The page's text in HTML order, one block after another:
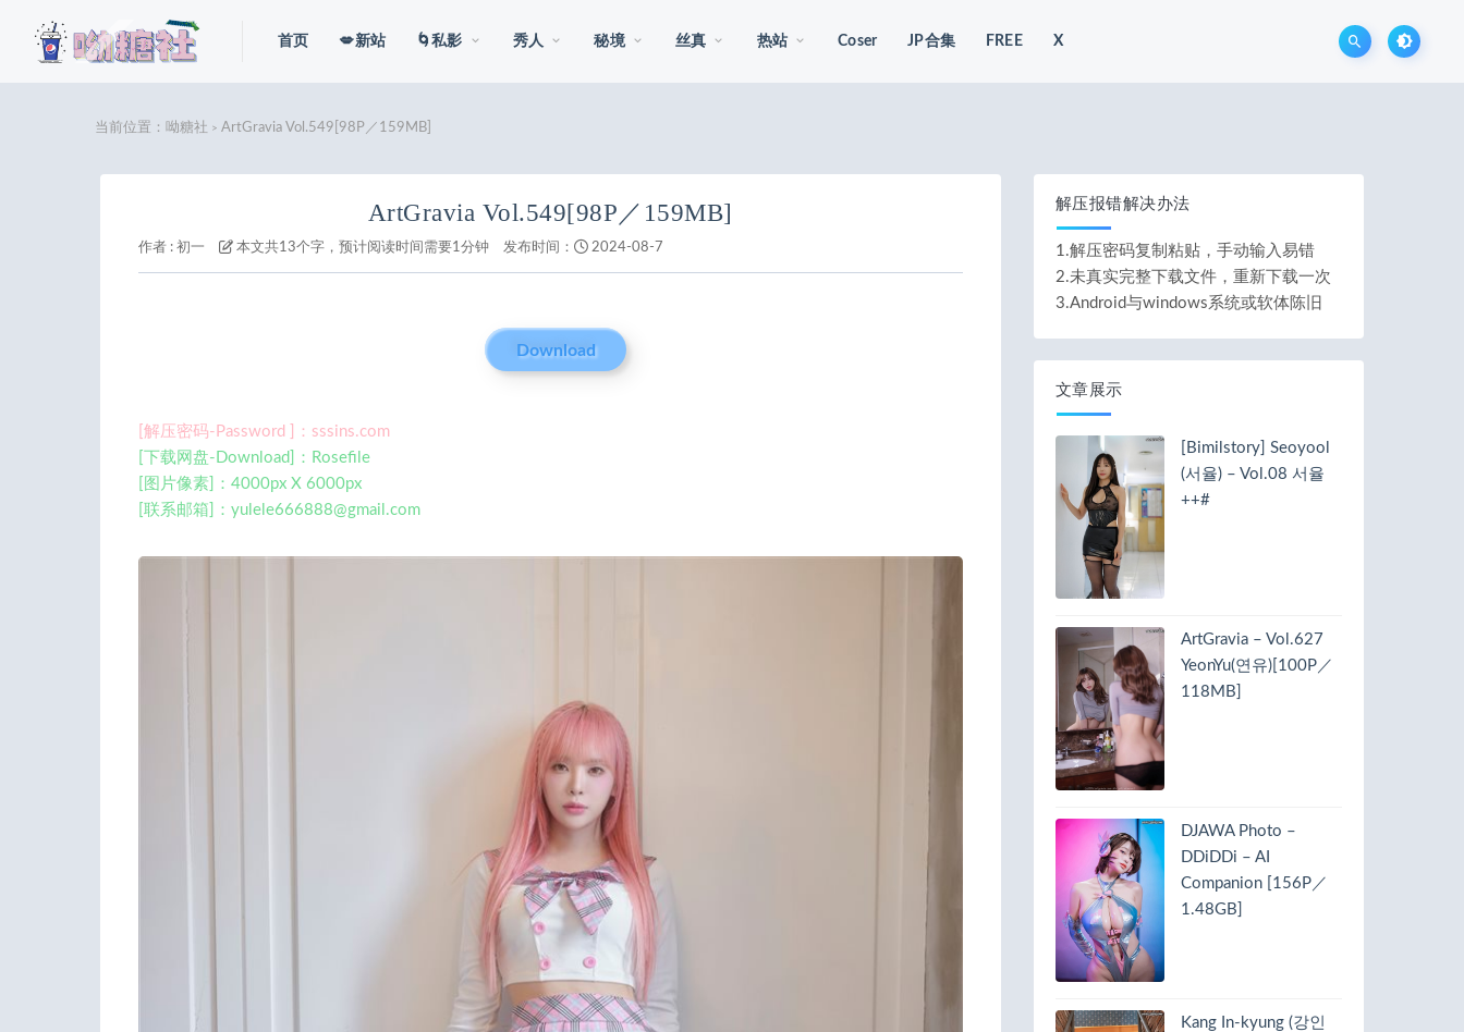
首页 💋新站 🌀私影 秀人 秘境 丝真 热站 Coser JP合集 FREE X
当前位置： 呦糖社 > ArtGravia Vol.549[98P／159MB]
ArtGravia Vol.549[98P／159MB]
作者 : 初一 本文共13个字，预计阅读时间需要1分钟 发布时间： 2024-08-7
Download
[解压密码-Password ]：sssins.com
[下载网盘-Download]：Rosefile
[图片像素]：4000px X 6000px
[联系邮箱]： yulele666888@gmail.com
解压报错解决办法
1.解压密码复制粘贴，手动输入易错
2.未真实完整下载文件，重新下载一次
3.Android与windows系统或软体陈旧
文章展示
[Bimilstory] Seoyool
(서율) – Vol.08 서율
++#
ArtGravia – Vol.627
YeonYu(연유)[100P／
118MB]
DJAWA Photo –
DDiDDi – AI
Companion [156P／
1.48GB]
Kang In-kyung (강인